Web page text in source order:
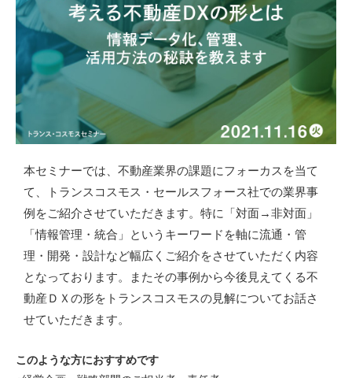
本セミナーでは、不動産業界の課題にフォーカスを当て
て、トランスコスモス・セールスフォース社での業界事
例をご紹介させていただきます。特に「対面→非対面」
「情報管理・統合」というキーワードを軸に流通・管
理・開発・設計など幅広くご紹介をさせていただく内容
となっております。またその事例から今後見えてくる不
動産ＤＸの形をトランスコスモスの見解についてお話さ
せていただきます。
このような方におすすめです